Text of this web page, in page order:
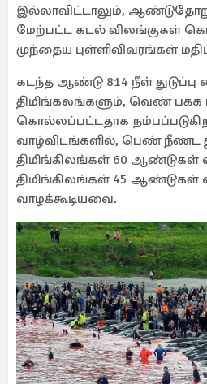
இல்லாவிட்டாலும்,
மேற்பட்ட கடல் விலங்குகள்
முந்தைய புள்ளிவிவரங்கள்
கடந்த ஆண்டு 814 நீள்
திமிங்கலங்களும், வெண் பக்க
கொல்லப்பட்டதாக
வாழ்விடங்களில், பெண் நீண்ட
திமிங்கிலங்கள் 60
திமிங்கிலங்கள் 45 ஆண்டுகள்
வாழக்கூடியவை.